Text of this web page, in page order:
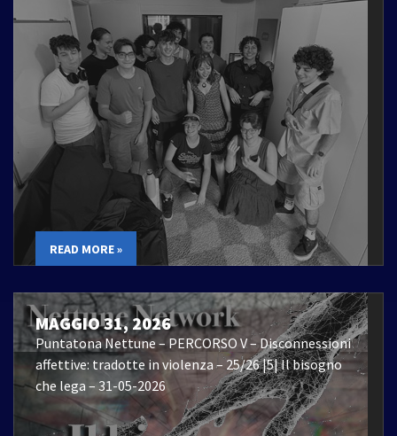
READ MORE »
MAGGIO 31, 2026
Puntatona Nettune – PERCORSO V – Disconnessioni
affettive: tradotte in violenza – 25/26 |5| Il bisogno
che lega – 31-05-2026